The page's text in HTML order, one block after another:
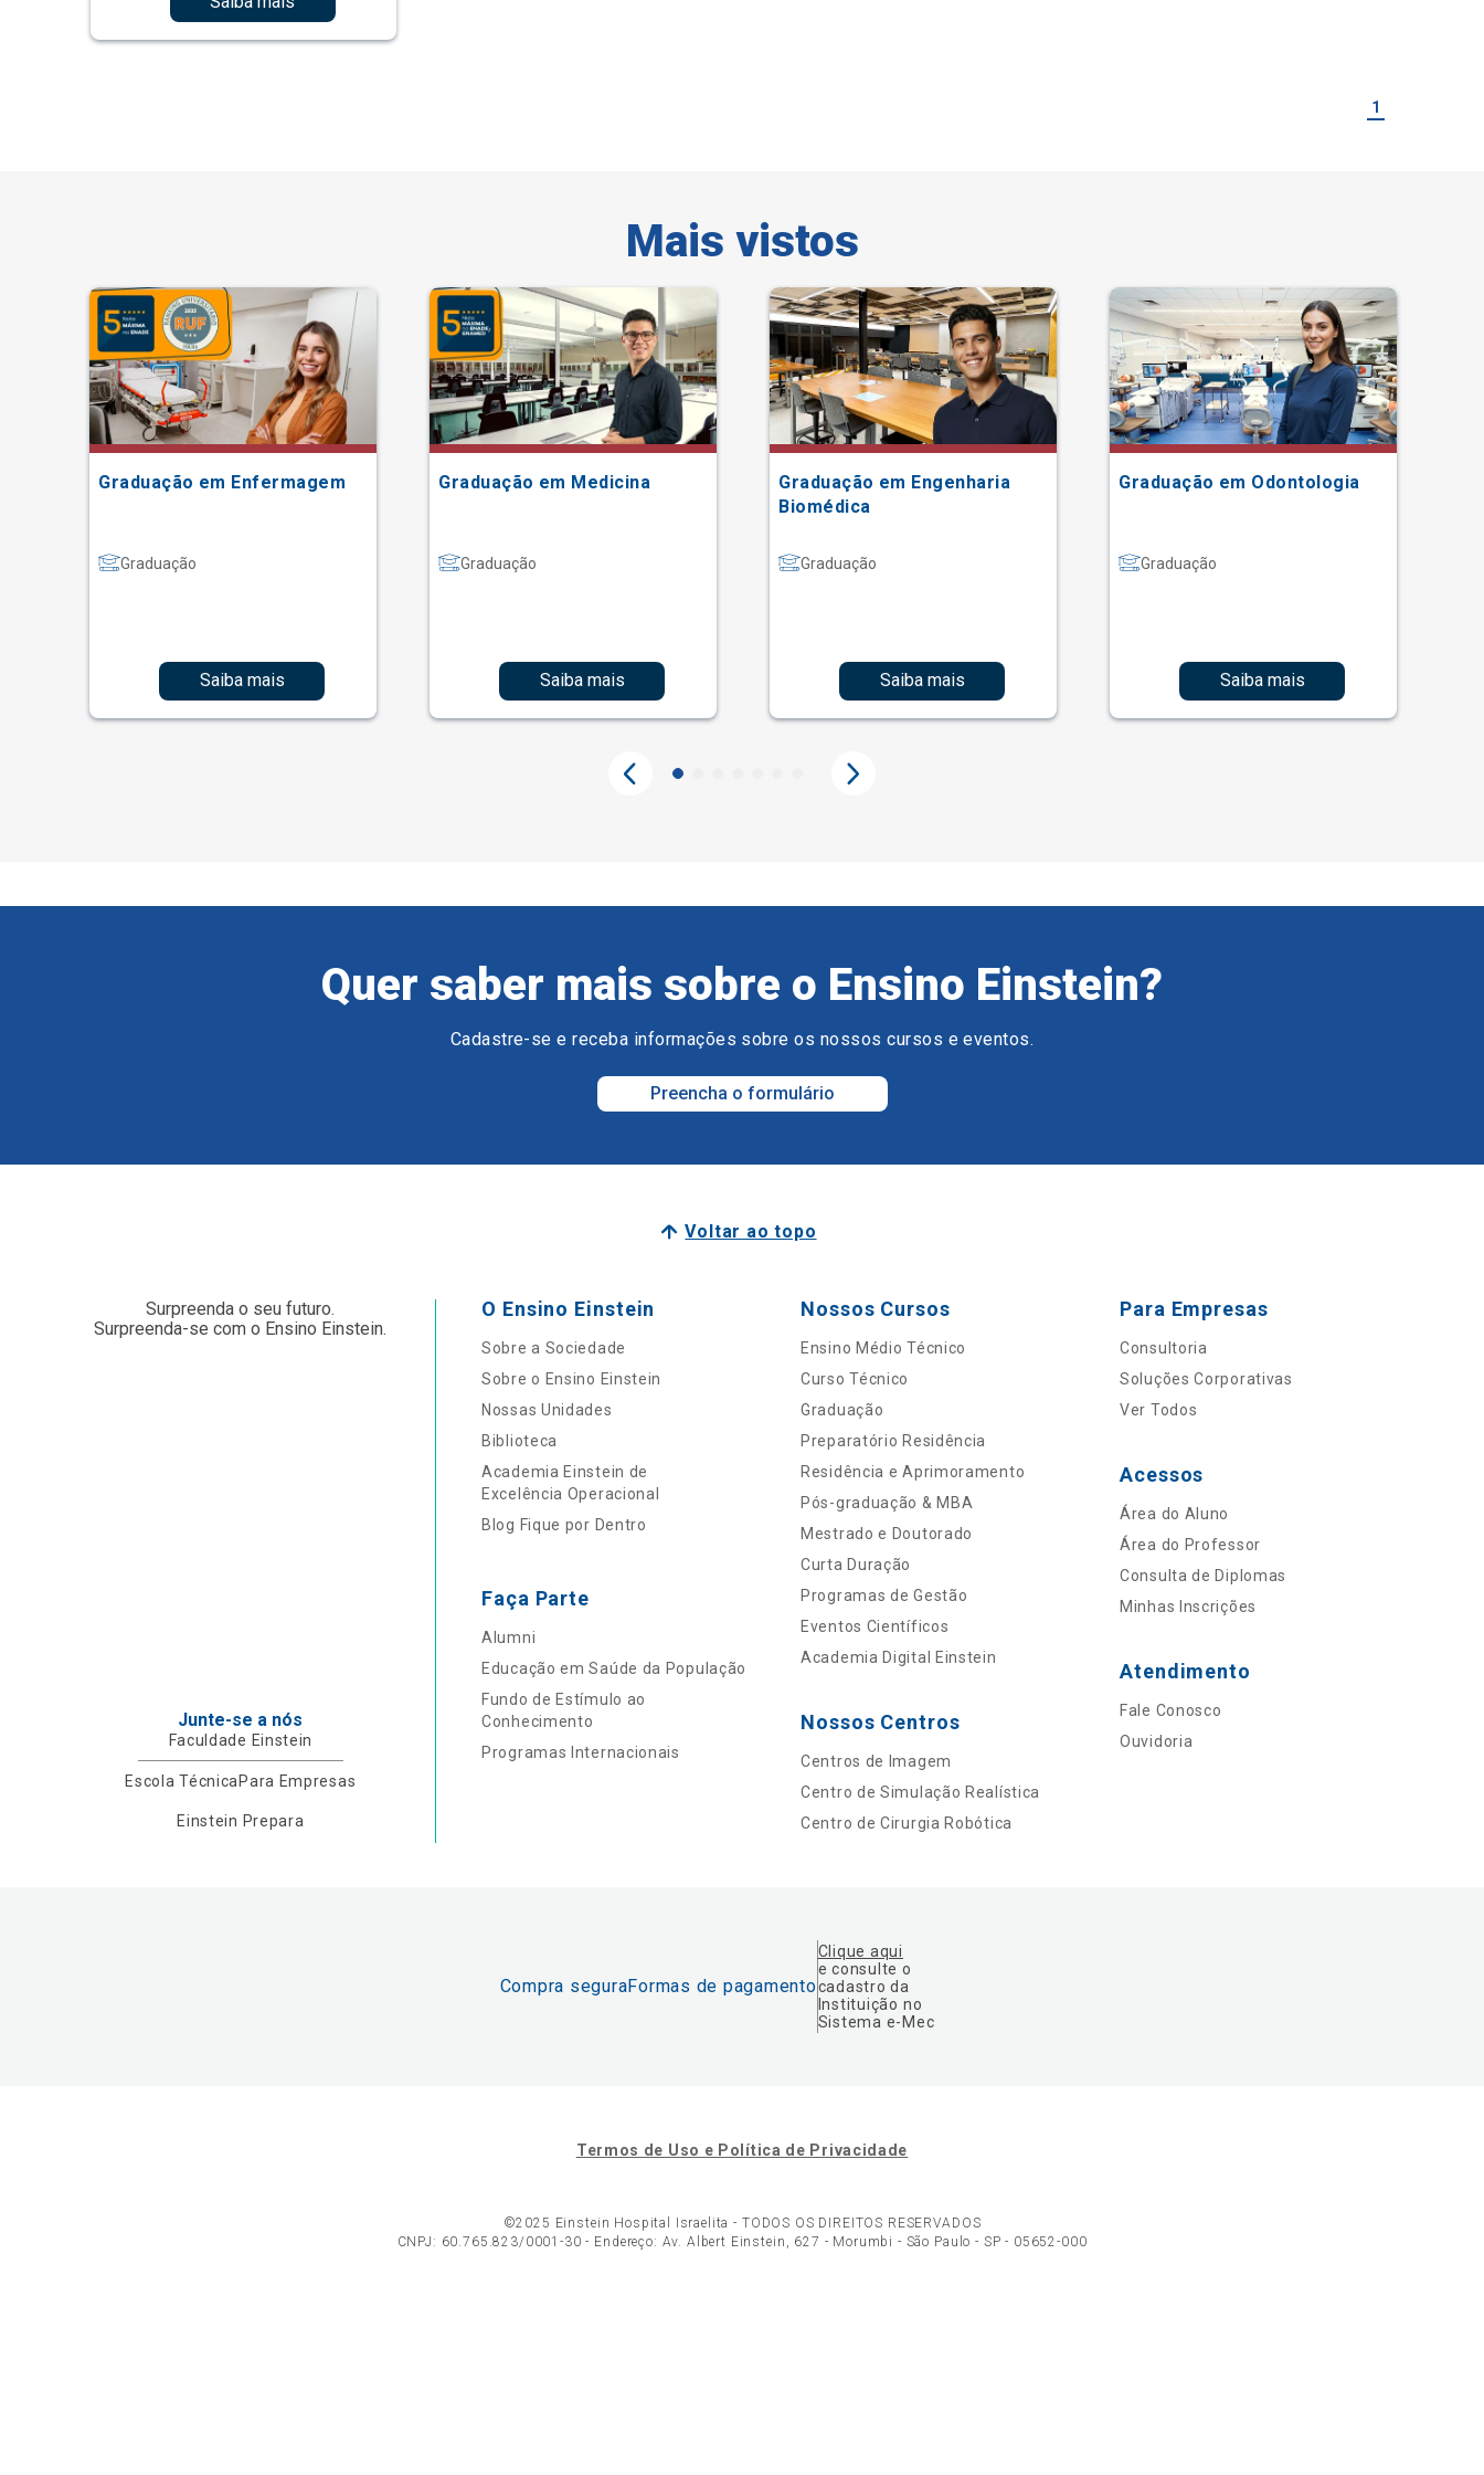
1
Mais vistos
Graduação em Enfermagem
Graduação
Saiba mais
Graduação em Medicina
Graduação
Saiba mais
Graduação em Engenharia
Biomédica
Graduação
Saiba mais
Graduação em Odontologia
Graduação
Saiba mais
Quer saber mais sobre o Ensino Einstein?
Cadastre-se e receba informações sobre os nossos cursos e eventos.
Preencha o formulário
Voltar ao topo
Surpreenda o seu futuro.
Surpreenda-se com o Ensino Einstein.
Junte-se a nós
Faculdade Einstein
Escola Técnica Para Empresas
Einstein Prepara
O Ensino Einstein
Sobre a Sociedade
Sobre o Ensino Einstein
Nossas Unidades
Biblioteca
Academia Einstein de
Excelência Operacional
Blog Fique por Dentro
Faça Parte
Alumni
Educação em Saúde da População
Fundo de Estímulo ao
Conhecimento
Programas Internacionais
Nossos Cursos
Ensino Médio Técnico
Curso Técnico
Graduação
Preparatório Residência
Residência e Aprimoramento
Pós-graduação & MBA
Mestrado e Doutorado
Curta Duração
Programas de Gestão
Eventos Científicos
Academia Digital Einstein
Nossos Centros
Centros de Imagem
Centro de Simulação Realística
Centro de Cirurgia Robótica
Para Empresas
Consultoria
Soluções Corporativas
Ver Todos
Acessos
Área do Aluno
Área do Professor
Consulta de Diplomas
Minhas Inscrições
Atendimento
Fale Conosco
Ouvidoria
Compra seguraFormas de pagamento
Clique aqui
e consulte o
cadastro da
Instituição no
Sistema e-Mec
Termos de Uso e Política de Privacidade
©2025 Einstein Hospital Israelita - TODOS OS DIREITOS RESERVADOS
CNPJ: 60.765.823/0001-30 - Endereço: Av. Albert Einstein, 627 - Morumbi - São Paulo - SP - 05652-000